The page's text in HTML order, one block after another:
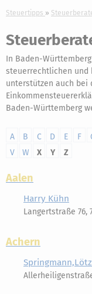
Steuertipps
In Baden-
steuerrechtlichen und
unterstützen auch bei
Baden-Württemberg
A B C D E F
V
W X Y Z
Aalen
Harry Kühn
Langertstraße 76,
Achern